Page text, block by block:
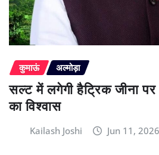
कुमाऊं अल्मोड़ा
सल्ट में लगेगी हैट्रिक जीना
का विश्वास
Kailash Joshi Jun 11, 2026